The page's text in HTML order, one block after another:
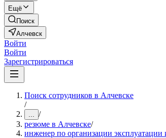
Ещё
Поиск
Алчевск
Войти
Войти
Зарегистрироваться
Поиск сотрудников в Алчевске
/
... /
резюме в Алчевске/
инженер по организации